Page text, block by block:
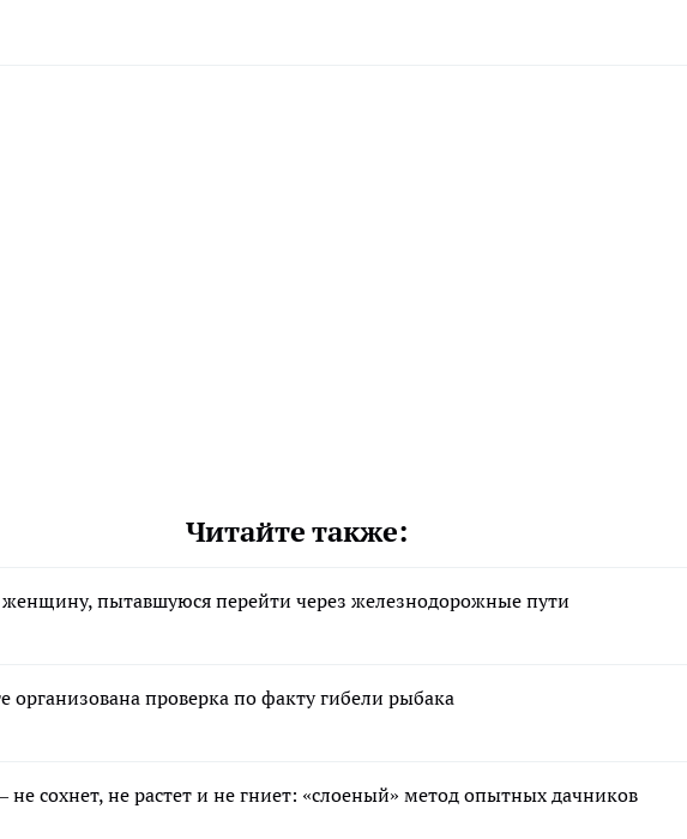
Читайте также:
женщину, пытавшуюся перейти через железнодорожные пути
организована проверка по факту гибели рыбака
сохнет, не растет и не гниет: «слоеный» метод опытных дачников